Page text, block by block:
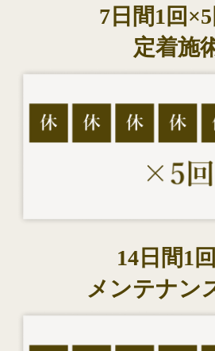
7日間1回
定着施
14日間1
メンテナン